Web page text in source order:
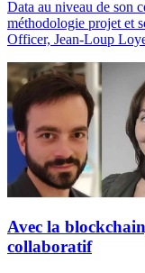
Data au niveau de son
méthodologie projet et
Officer, Jean-Loup
Avec la
collaboratif